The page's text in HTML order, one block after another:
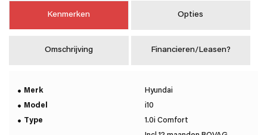
Kenmerken Opties
Omschrijving Financieren/Leasen?
Merk
Hyundai
Model
i10
Type
1.0i Comfort